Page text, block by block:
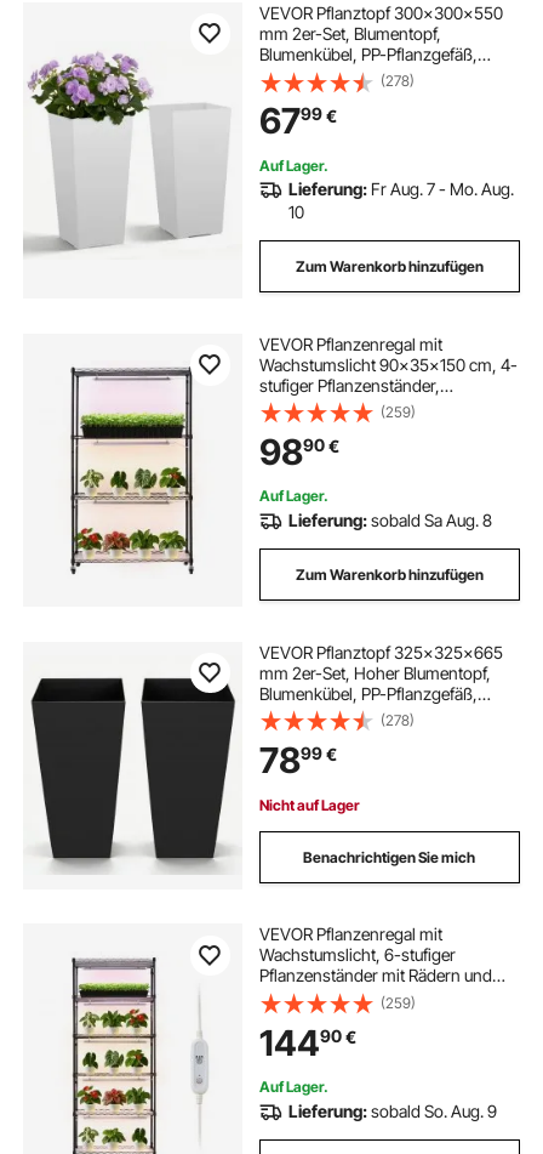
VEVOR Pflanztopf 300x300x550
mm 2er-Set, Blumentopf,
Blumenkübel, PP-Pflanzgefäß,
Planzkübel, Pflanzkasten mit
Innentopf, Geeignet für Zimmer- &
Gartenpflanzen, weiß
(278)
6799€
Auf Lager.
Lieferung: Fr Aug. 7 - Mo. Aug.
10
Zum Warenkorb hinzufügen
VEVOR Pflanzenregal mit
Wachstumslicht 90x35x150 cm, 4-
stufiger Pflanzenständer,
Pflanzenregal mit Rädern, 90 W 3-
farbige Vollspektrum-Lichter,
Blumenregal aus Metall für
Samenkeimung
(259)
9890€
Auf Lager.
Lieferung:sobald Sa Aug. 8
Zum Warenkorb hinzufügen
VEVOR Pflanztopf 325x325x665
mm 2er-Set, Hoher Blumentopf,
Blumenkübel, PP-Pflanzgefäß,
Planzkübel, Pflanzkasten mit
Innentopf & Abflusslöchern,
Geeignet für Zimmer- &
Gartenpflanzen, Schwarz
(278)
7899€
Nicht auf Lager
Benachrichtigen Sie mich
VEVOR Pflanzenregal mit
Wachstumslicht, 6-stufiger
Pflanzenständer mit Rädern und
4/9/14-Stunden-Timer, 150 W 3-
Farben-Vollspektrum-Lichter,
Blumenregal für die Samenanzucht,
75x35x180 cm
(259)
14490€
Auf Lager.
Lieferung:sobald So. Aug. 9